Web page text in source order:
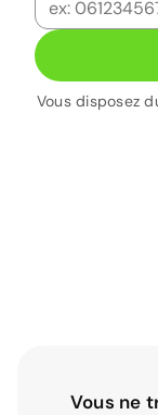
Vous disposez
Vous ne